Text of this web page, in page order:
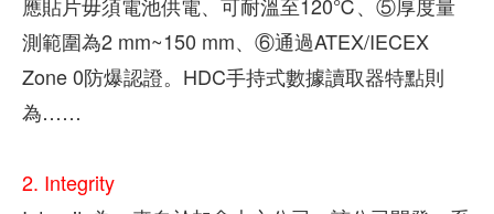
測範圍為2 mm~150 mm、⑥通過ATEX/IECEX
Zone 0防爆認證。HDC手持式數據讀取器特點則
為……
2. Integrity